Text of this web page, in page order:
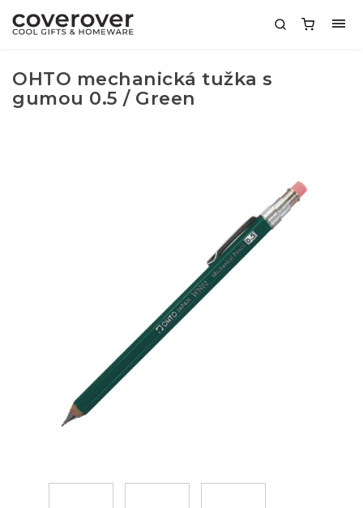
OHTO mechanická tužka s
gumou 0.5 / Green